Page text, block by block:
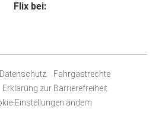
Flix bei:
Datenschutz
Fahrgastrechte
Erklärung zur Barrierefreiheit
Einstellungen ändern